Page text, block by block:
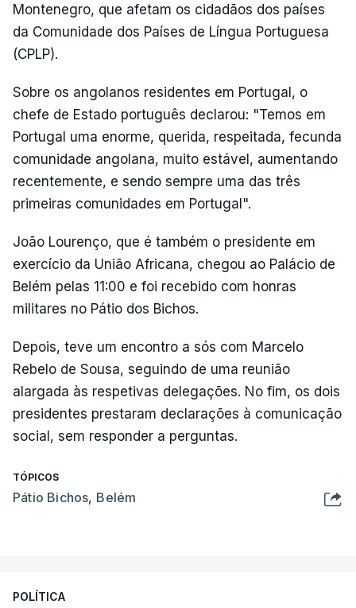
Montenegro, que afetam os cidadãos dos países
da Comunidade dos Países de Língua Portuguesa
(CPLP).
Sobre os angolanos residentes em Portugal, o
chefe de Estado português declarou: "Temos em
Portugal uma enorme, querida, respeitada, fecunda
comunidade angolana, muito estável, aumentando
recentemente, e sendo sempre uma das três
primeiras comunidades em Portugal".
João Lourenço, que é também o presidente em
exercício da União Africana, chegou ao Palácio de
Belém pelas 11:00 e foi recebido com honras
militares no Pátio dos Bichos.
Depois, teve um encontro a sós com Marcelo
Rebelo de Sousa, seguindo de uma reunião
alargada às respetivas delegações. No fim, os dois
presidentes prestaram declarações à comunicação
social, sem responder a perguntas.
TÓPICOS
Pátio Bichos, Belém
POLÍTICA